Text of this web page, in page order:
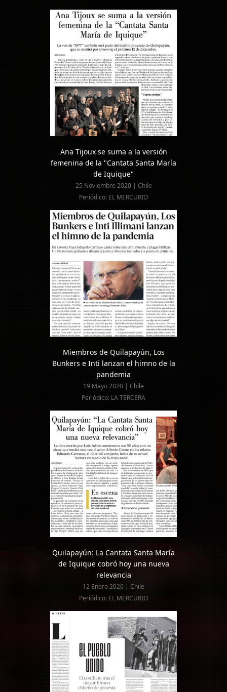
Ana Tijoux se suma a la versión
femenina de la "Cantata Santa María
de Iquique"
25 Noviembre 2020 | Chile
Periódico: EL MERCURIO
Miembros de Quilapayún, Los
Bunkers e Inti lanzan el himno de la
pandemia
19 Mayo 2020 | Chile
Periódico: LA TERCERA
Quilapayún: La Cantata Santa María
de Iquique cobró hoy una nueva
relevancia
12 Enero 2020 | Chile
Periódico: EL MERCURIO